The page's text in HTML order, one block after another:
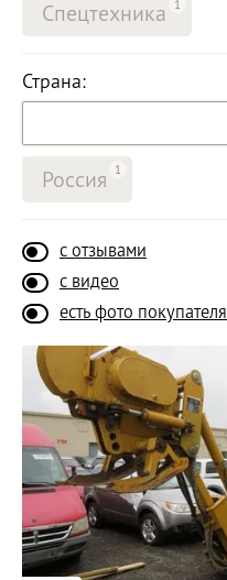
Спецтехника 1
Страна:
Россия 1
с отзывами
с видео
есть фото покупателя